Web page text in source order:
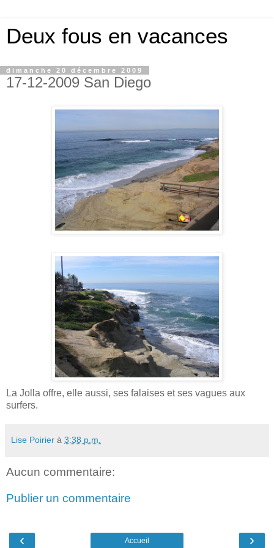
Deux fous en vacances
dimanche 20 décembre 2009
17-12-2009 San Diego
La Jolla offre, elle aussi, ses falaises et ses vagues aux
surfers.
Lise Poirier à 3:38 p.m.
Aucun commentaire:
Publier un commentaire
‹ ›
Accueil